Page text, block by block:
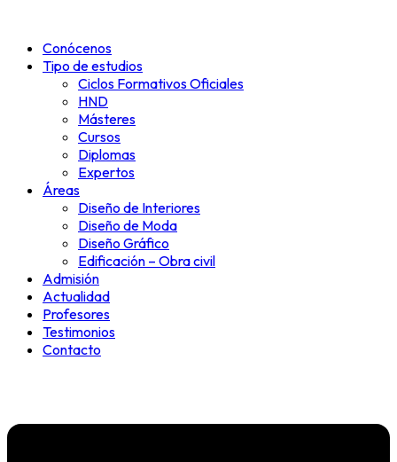
contenidoConócenos
Tipo de estudios
Ciclos Formativos Oficiales
HND
Másteres
Cursos
Diplomas
Expertos
Áreas
Diseño de Interiores
Diseño de Moda
Diseño Gráfico
Edificación – Obra civil
Admisión
Actualidad
Profesores
Testimonios
Contacto